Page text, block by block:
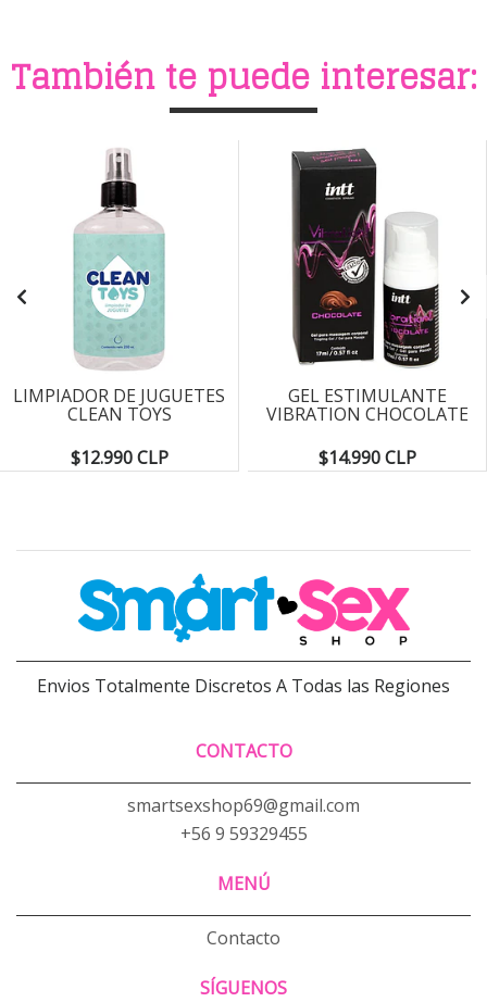
También te puede interesar:
LIMPIADOR DE JUGUETES
CLEAN TOYS
$12.990 CLP
GEL ESTIMULANTE
VIBRATION CHOCOLATE
$14.990 CLP
Envios Totalmente Discretos A Todas las Regiones
CONTACTO
smartsexshop69@gmail.com
+56 9 59329455
MENÚ
Contacto
SÍGUENOS